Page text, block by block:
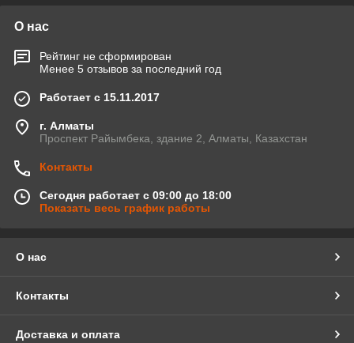
О нас
Рейтинг не сформирован
Менее 5 отзывов за последний год
Работает с 15.11.2017
г. Алматы
Проспект Райымбека, здание 2, Алматы, Казахстан
Контакты
Сегодня работает с 09:00 до 18:00
Показать весь график работы
О нас
Контакты
Доставка и оплата